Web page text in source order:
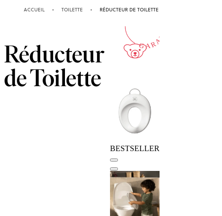
ACCUEIL TOILETTE RÉDUCTEUR DE TOILETTE
Réducteur
de Toilette
2-ANS
GARANTIE
BESTSELLER